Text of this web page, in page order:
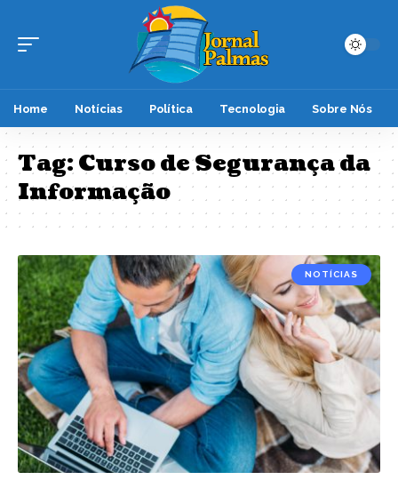
Home Notícias Política Tecnologia Sobre Nós
Tag:Curso de Segurança da
Informação
NOTÍCIAS